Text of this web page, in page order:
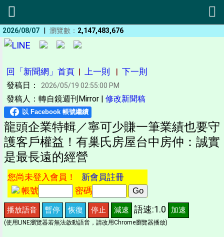
2026/08/07 | 瀏覽數： 2,147,483,676
回「新聞網」首頁 | 上一則 | 下一則
發稿日： 2026/05/19 02:55:00 PM
發稿人：轉自鏡週刊Mirror | 修改新聞稿
龍頭企業特輯／寧可少賺一筆業績也要守
護客戶權益！有巢氏房屋台中房仲：誠實
是最長遠的經營
您尚未登入會員！ 新會員註冊
帳號
密碼
播放語音 暫停 恢復 停止 減速 語速:1.0 加速
(使用LINE瀏覽器若無法啟動語音，請改用Chrome瀏覽器播放)